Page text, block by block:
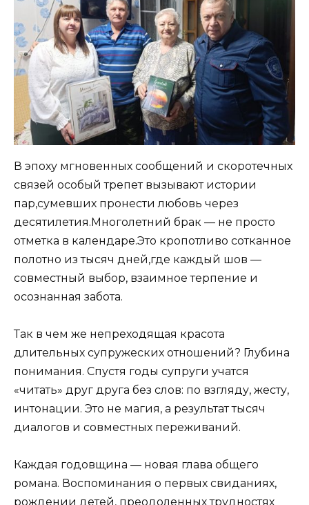
В эпоху мгновенных сообщений и скоротечных
связей особый трепет вызывают истории
пар,сумевших пронести любовь через
десятилетия.Многолетний брак — не просто
отметка в календаре.Это кропотливо сотканное
полотно из тысяч дней,где каждый шов —
совместный выбор, взаимное терпение и
осознанная забота.
Так в чем же непреходящая красота
длительных супружеских отношений? Глубина
понимания. Спустя годы супруги учатся
«читать» друг друга без слов: по взгляду, жесту,
интонации. Это не магия, а результат тысяч
диалогов и совместных переживаний.
Каждая годовщина — новая глава общего
романа. Воспоминания о первых свиданиях,
рождении детей, преодоленных трудностях